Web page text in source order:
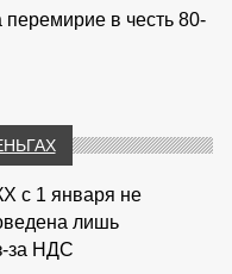
перемирие в честь 80-
с 1 января не
лишь
НДС